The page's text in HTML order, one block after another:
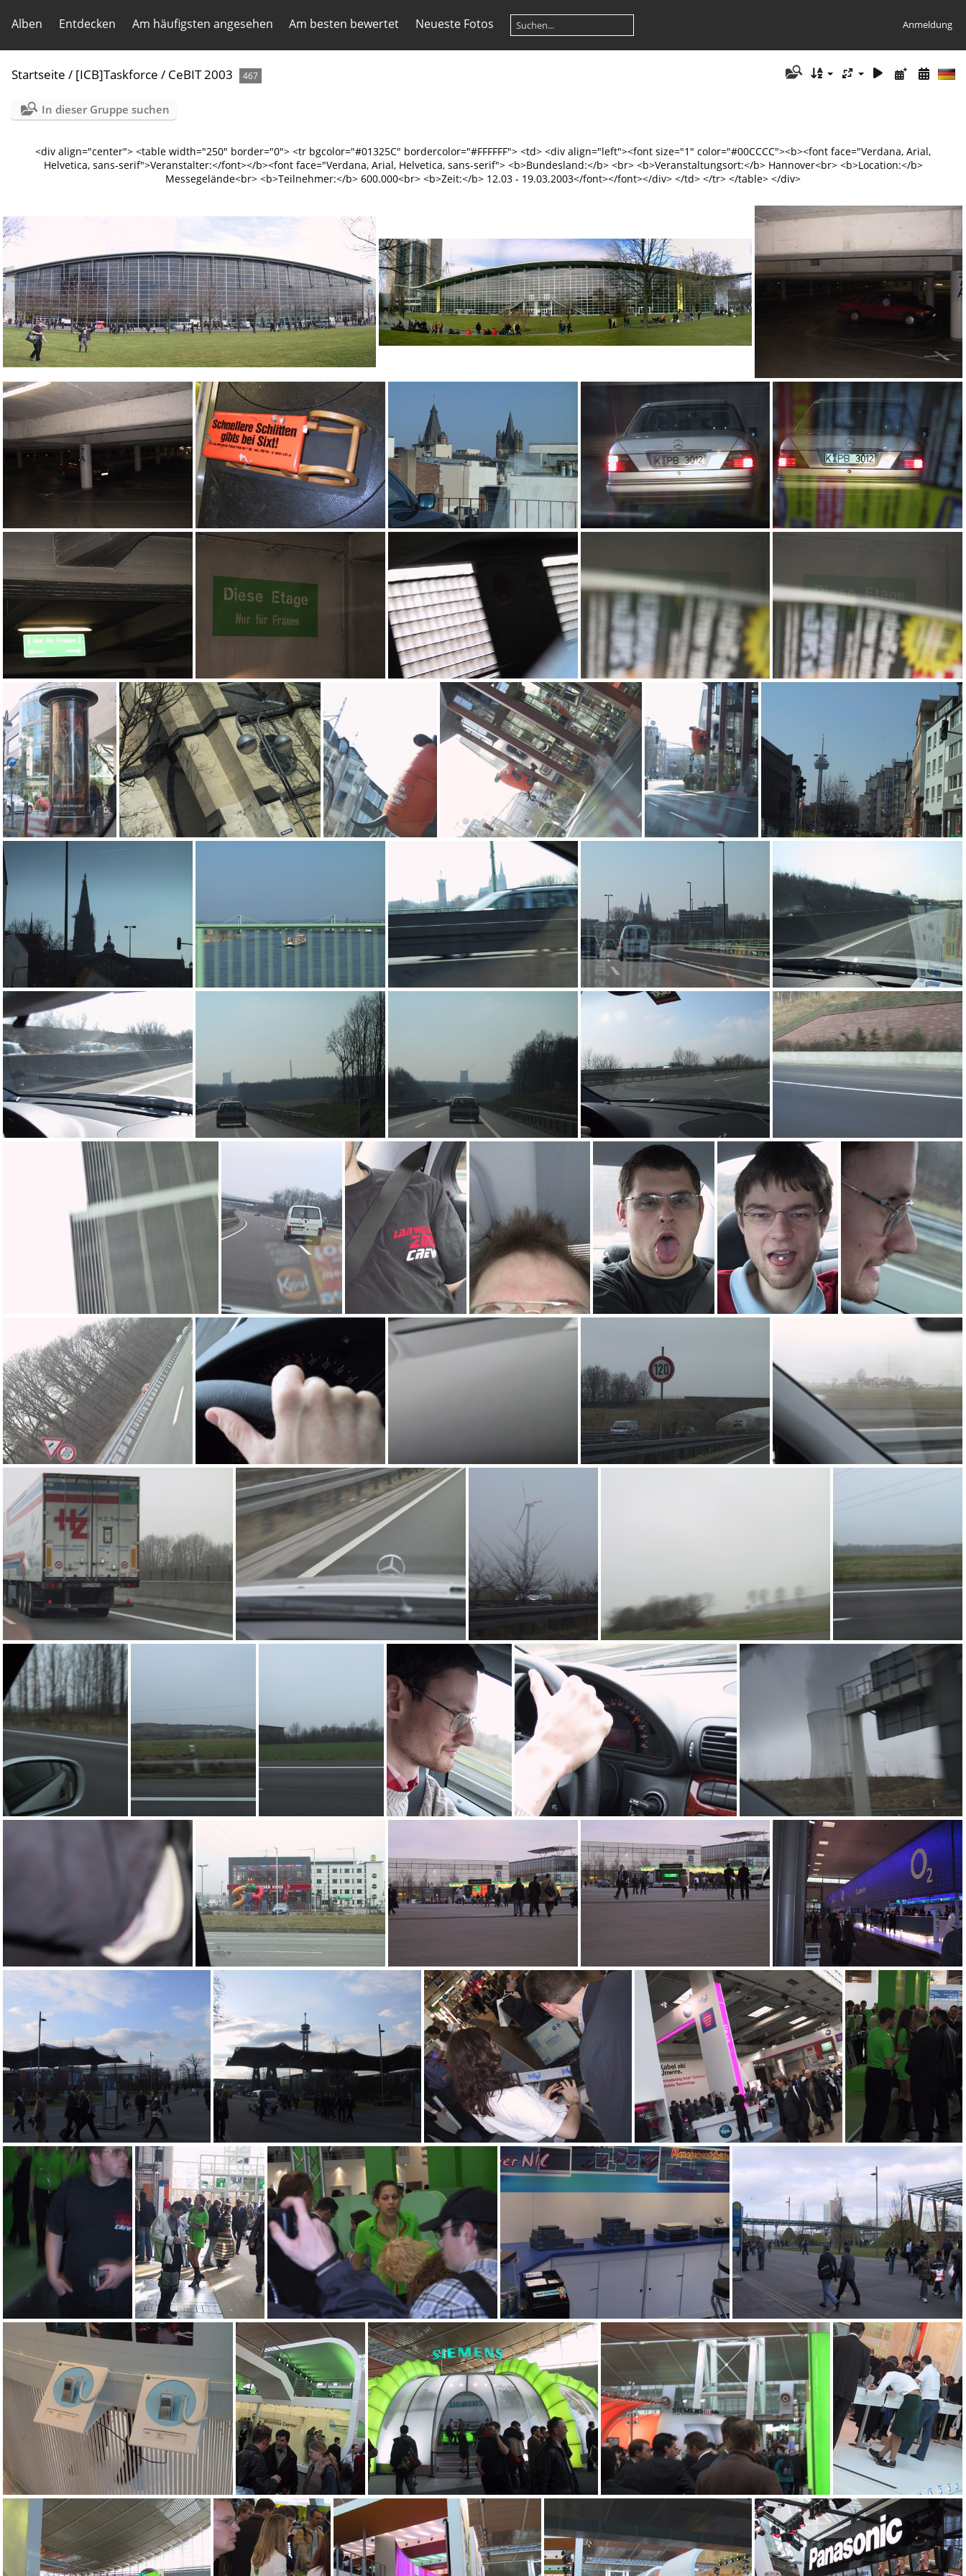
Alben Entdecken Am häufigsten angesehen Am besten bewertet Neueste Fotos Anmeldung
Startseite / [ICB]Taskforce / CeBIT 2003 467
In dieser Gruppe suchen
<div align="center"> <table width="250" border="0"> <tr bgcolor="#01325C" bordercolor="#FFFFFF"> <td> <div align="left"><font size="1" color="#00CCCC"><b><font face="Verdana, Arial,
Helvetica, sans-serif">Veranstalter:</font></b><font face="Verdana, Arial, Helvetica, sans-serif"> <b>Bundesland:</b> <br> <b>Veranstaltungsort:</b> Hannover<br> <b>Location:</b>
Messegelände<br> <b>Teilnehmer:</b> 600.000<br> <b>Zeit:</b> 12.03 - 19.03.2003</font></font></div> </td> </tr> </table> </div>
Halle 4 wenn man einmal den Toni an das Fotodingsbums läst..(alles dunkel)
Findet irgendwer unser Auto? ars
arq aro
ari Hier kommt die Maus! arg
arf Auf nach Köln arb
ara aqz saubere Energie aqx aqw
aqv aqu James tonittt
IMG_4322 Dann fährt da Peter endlich mal ein wenig langsamer..
IMG_4317 Durch den schiefen Zielstern konnten wir beim zurückfahren aus sicherheitsgründen nicht mehr die vollen 220kmh ausnutzen IMG_4315 IMG_4314 IMG_4313
IMG_4311 IMG_4310 IMG_4309 IMG_4308 IMG_4307
IMG_4306 IMG_4305 IMG_4304 IMG_4303 IMG_4302
IMG_4301 IMG_4300 IMG_4298 IMG_4297
IMG_4296 IMG_4294 IMG_4293 IMG_4292
IMG_4291 IMG_4290 IMG_4289 IMG_4288 Software bei Sony-Ericsson